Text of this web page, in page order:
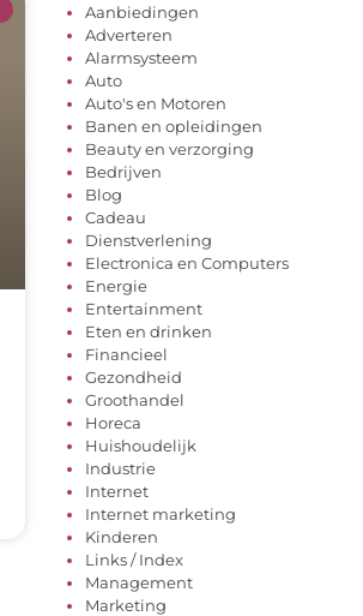
Aanbiedingen
Adverteren
Alarmsysteem
Auto
Auto's en Motoren
Banen en opleidingen
Beauty en verzorging
Bedrijven
Blog
Cadeau
Dienstverlening
Electronica en Computers
Energie
Entertainment
Eten en drinken
Financieel
Gezondheid
Groothandel
Horeca
Huishoudelijk
Industrie
Internet
Internet marketing
Kinderen
Links / Index
Management
Marketing